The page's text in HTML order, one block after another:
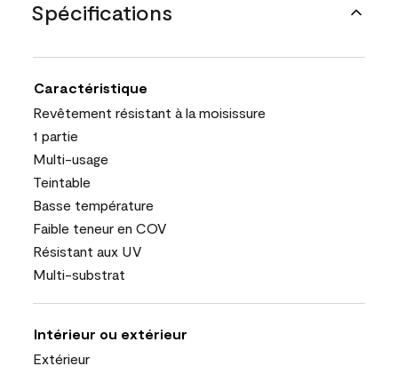
Spécifications
Caractéristique
Revêtement résistant à la moisissure
1 partie
Multi-usage
Teintable
Basse température
Faible teneur en COV
Résistant aux UV
Multi-substrat
Intérieur ou extérieur
Extérieur